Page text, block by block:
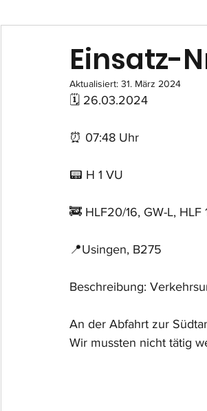
Einsatz-
Aktualisiert: 31. März 2024
🗓 26.03.2024
⏰ 07:48 Uhr
📟 H 1 VU
🚒 HLF20/16, GW-L, HLF
📍Usingen, B275
Beschreibung:
An der Abfahrt zur
Wir mussten nicht tätig